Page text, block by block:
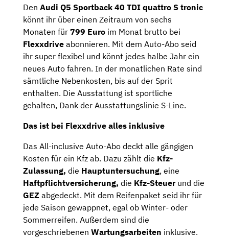
Den Audi Q5 Sportback 40 TDI quattro S tronic
könnt ihr über einen Zeitraum von sechs
Monaten für 799 Euro im Monat brutto bei
Flexxdrive abonnieren. Mit dem Auto-Abo seid
ihr super flexibel und könnt jedes halbe Jahr ein
neues Auto fahren. In der monatlichen Rate sind
sämtliche Nebenkosten, bis auf der Sprit
enthalten. Die Ausstattung ist sportliche
gehalten, Dank der Ausstattungslinie S-Line.
Das ist bei Flexxdrive alles inklusive
Das All-inclusive Auto-Abo deckt alle gängigen
Kosten für ein Kfz ab. Dazu zählt die Kfz-
Zulassung, die Hauptuntersuchung, eine
Haftpflichtversicherung, die Kfz-Steuerund die
GEZ abgedeckt. Mit dem Reifenpaket seid ihr für
jede Saison gewappnet, egal ob Winter- oder
Sommerreifen. Außerdem sind die
vorgeschriebenen Wartungsarbeiten inklusive.